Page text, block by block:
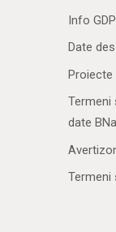
Info
Date
Proiecte
Termeni
date
Termeni